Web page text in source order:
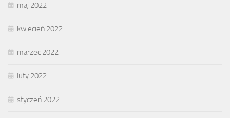
maj 2022
kwiecień 2022
marzec 2022
luty 2022
styczeń 2022